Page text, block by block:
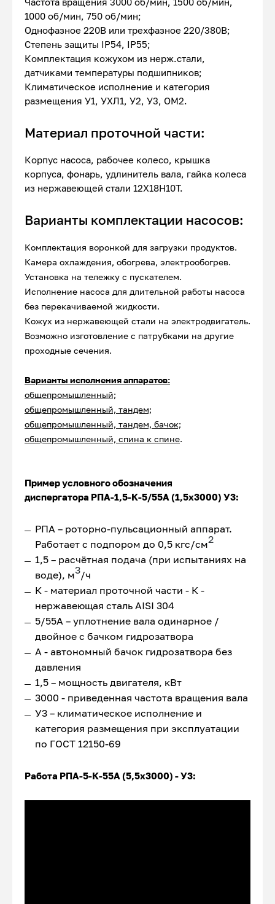
1000 об/мин, 750 об/мин;
Однофазное 220В или трехфазное 220/380В;
Степень защиты IP54, IP55;
Комплектация кожухом из нерж.стали,
датчиками температуры подшипников;
Климатическое исполнение и категория
размещения У1, УХЛ1, У2, У3, ОМ2.
Материал проточной части:
Корпус насоса, рабочее колесо, крышка
корпуса, фонарь, удлинитель вала, гайка колеса
из нержавеющей стали 12Х18Н10Т.
Варианты комплектации насосов:
Комплектация воронкой для загрузки продуктов.
Камера охлаждения, обогрева, электрообогрев.
Установка на тележку с пускателем.
Исполнение насоса для длительной работы насоса
без перекачиваемой жидкости.
Кожух из нержавеющей стали на электродвигатель.
Возможно изготовление с патрубками на другие
проходные сечения.
Варианты исполнения аппаратов:
общепромышленный;
общепромышленный, тандем;
общепромышленный, тандем, бачок;
общепромышленный, спина к спине.
Пример условного обозначения
диспергатора РПА-1,5-К-5/55А (1,5х3000) У3:
РПА – роторно-пульсационный аппарат.
Работает с подпором до 0,5 кгс/см2
1,5 – расчётная подача (при испытаниях на
воде), м3/ч
К - материал проточной части - К -
нержавеющая сталь AISI 304
5/55А – уплотнение вала одинарное /
двойное с бачком гидрозатвора
А - автономный бачок гидрозатвора без
давления
1,5 – мощность двигателя, кВт
3000 - приведенная частота вращения вала
У3 – климатическое исполнение и
категория размещения при эксплуатации
по ГОСТ 12150-69
Работа РПА-5-К-55А (5,5х3000) -У3: